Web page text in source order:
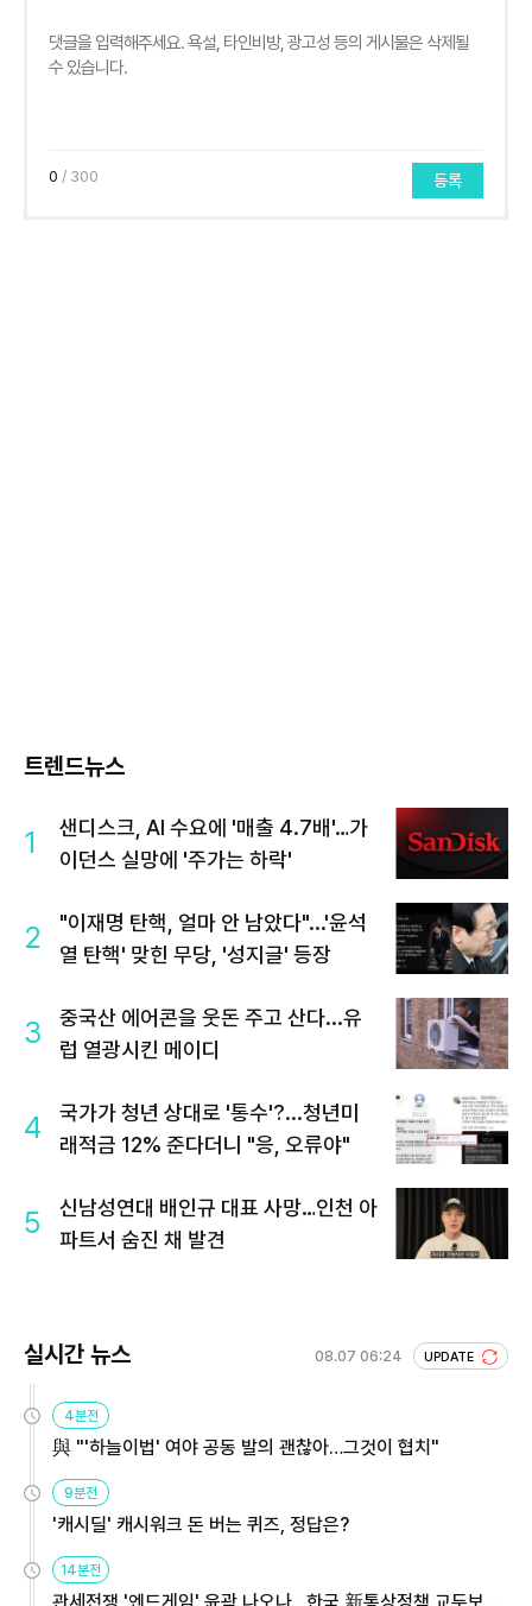
0 / 300 등록
트렌드뉴스
1
샌디스크, AI 수요에 '매출 4.7배'…가
이던스 실망에 '주가는 하락'
2
"이재명 탄핵, 얼마 안 남았다"...'윤석
열 탄핵' 맞힌 무당, '성지글' 등장
3
중국산 에어콘을 웃돈 주고 산다...유
럽 열광시킨 메이디
4
국가가 청년 상대로 '통수'?...청년미
래적금 12% 준다더니 "응, 오류야"
5
신남성연대 배인규 대표 사망…인천 아
파트서 숨진 채 발견
실시간 뉴스 08.07 06:24 UPDATE
4분전
與 "'하늘이법' 여야 공동 발의 괜찮아…그것이 협치"
9분전
'캐시딜' 캐시워크 돈 버는 퀴즈, 정답은?
14분전